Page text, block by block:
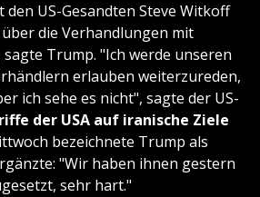
den US-Gesandten Steve Witkoff
die Verhandlungen mit
Trump. "Ich werde unseren
erlauben weiterzureden,
ich sehe es nicht", sagte der US-
der USA auf iranische Ziele
bezeichnete Trump als
"Wir haben ihnen gestern
sehr hart."